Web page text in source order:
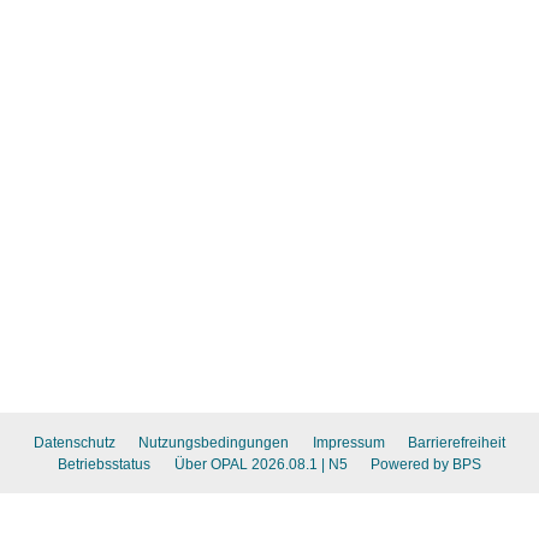
Datenschutz Nutzungsbedingungen Impressum
Barrierefreiheit
Betriebsstatus
Über OPAL 2026.08.1 | N5 Powered by BPS